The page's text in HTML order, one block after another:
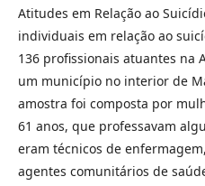
Atitudes em Relação ao
individuais em relação ao
136 profissionais atuantes na
um município no interior de
amostra foi composta por
61 anos, que professavam
eram técnicos de
agentes comunitários de